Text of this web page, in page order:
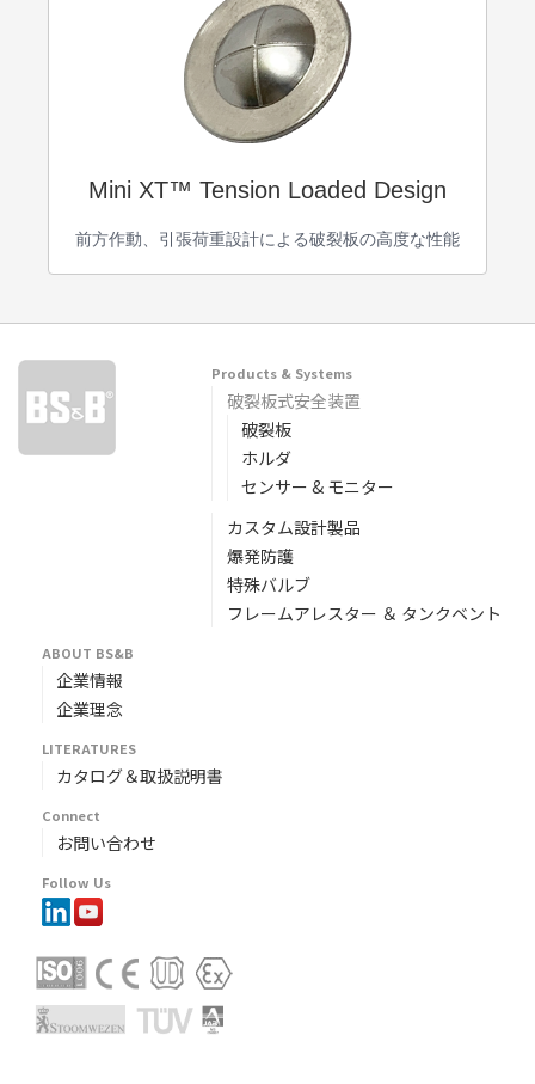
Mini XT™ Tension Loaded Design
前方作動、引張荷重設計による破裂板の高度な性能
Products & Systems
破裂板式安全装置
破裂板
ホルダ
センサー & モニター
カスタム設計製品
爆発防護
特殊バルブ
フレームアレスター ＆ タンクベント
ABOUT BS&B
企業情報
企業理念
LITERATURES
カタログ＆取扱説明書
Connect
お問い合わせ
Follow Us